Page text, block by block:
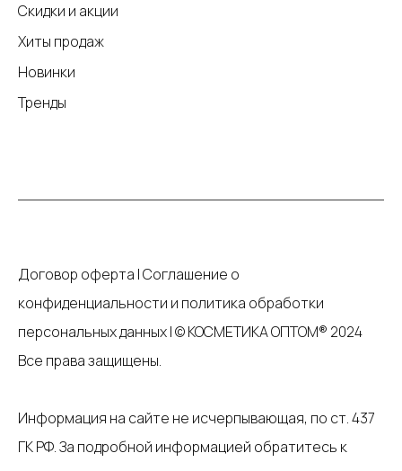
Скидки и акции
Хиты продаж
Новинки
Тренды
Договор оферта |Соглашение о
конфиденциальности и политика обработки
персональных данных|© КОСМЕТИКА ОПТОМ® 2024
Все права защищены.
Информация на сайте не исчерпывающая, по ст. 437
ГК РФ. За подробной информацией обратитесь к